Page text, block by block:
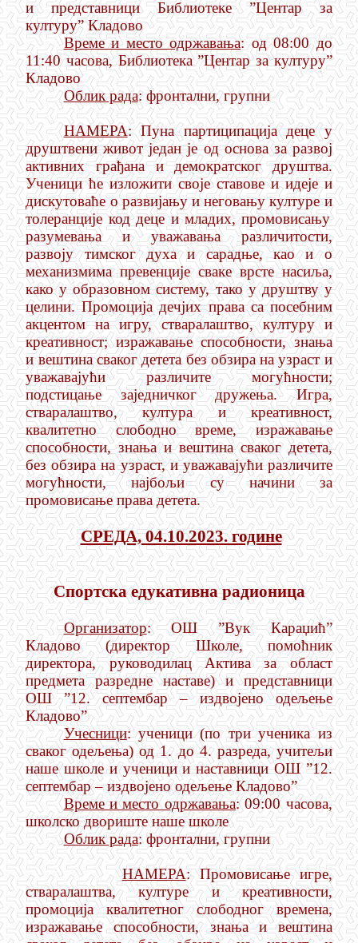
и представници Библиотеке ”Центар за
културу” Кладово
Време и место одржавања: од 08:00 до
11:40 часова, Библиотека ”Центар за културу”
Кладово
Облик рада: фронтални, групни
НАМЕРА:Пуна партиципација деце у
друштвени живот један је од основа за развој
активних грађана и демократског друштва.
Ученици ће изложитисвоје ставове и идеје и
дискутоваће о развијању и неговању културеи
толеранције код деце и младих, промовисању
разумевања и уважавања различитости,
развоју тимског духа и сарадње, као ио
механизмима превенције сваке врсте насиља,
како у образовном систему, тако у друштву у
целини. Промоција дечјих права са посебним
акцентом на игру, стваралаштво, културу и
креативност; изражавање способности, знања
и вештина сваког детета без обзира на узраст и
уважавајући различите могућности;
подстицање заједничког дружења. Игра,
стваралаштво, култура и креативност,
квалитетно слободно време, изражавање
способности, знања и вештина сваког детета,
без обзира на узраст, и уважавајући различите
могућности, најбољи су начини за
промовисање права детета.
СРЕДА, 04.10.2023. године
Спортска едукативна радионица
Организатор: ОШ ”Вук Караџић”
Кладово (директор Школе, помоћник
директора, руководилац Актива за област
предмета разредне наставе) и представници
ОШ ”12. септембар – издвојено одељење
Кладово”
Учесници: ученици (по три ученика из
сваког одељења) од 1. до 4. разреда, учитељи
наше школе и ученици и наставници ОШ ”12.
септембар – издвојено одељење Кладово”
Време и место одржавања: 09:00 часова,
школско двориште наше школе
Облик рада: фронтални, групни
НАМЕРА: Промовисање игре,
стваралаштва, културе и креативности,
промоција квалитетног слободног времена,
изражавање способности, знања и вештина